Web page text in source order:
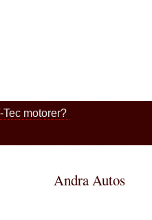
motorer?
Andra Autos